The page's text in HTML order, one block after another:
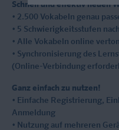
Schnell und effektiv neuen
• 2.500 Vokabeln genau
• 5 Schwierigkeitsstufen
• Alle Vokabeln online
• Synchronisierung des
(Online-Verbindung
Ganz einfach zu nutzen!
• Einfache Registrierung,
Anmeldung
• Nutzung auf mehreren